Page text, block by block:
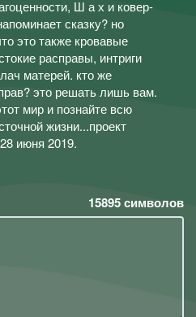
Ш а х и ковер-
сказку? но
это также кровавые
расправы, интриги
ㅤㅤㅤㅤㅤㅤㅤㅤкто же
это решать лишь вам.
мир и познайте всю
ㅤㅤㅤㅤㅤㅤㅤㅤㅤㅤㅤㅤㅤпроект
июня 2019.
15895символов